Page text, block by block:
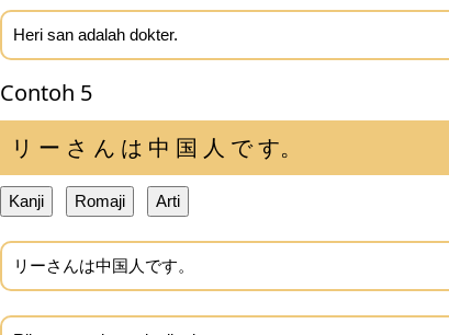
Heri san adalah dokter.
Contoh 5
リ ー さ ん は 中 国 人 で す。
Kanji Romaji Arti
リーさんは中国人です。